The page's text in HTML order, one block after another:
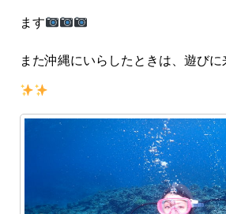
ます
また沖縄にいらしたときは、遊び